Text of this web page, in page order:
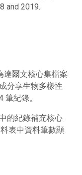
and 2019.
達爾文核心集檔案
分享生物多樣性
紀錄。
的紀錄補充核心
表中資料筆數顯